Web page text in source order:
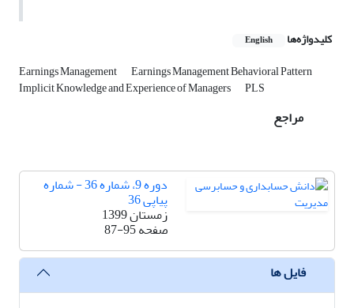
کلیدواژه‌ها English
Earnings Management Earnings Management Behavioral Pattern
Implicit Knowledge and Experience of Managers PLS
مراجع
دوره 9، شماره 36 - شماره
پیاپی 36
زمستان 1399
صفحه87-95
فایل ها